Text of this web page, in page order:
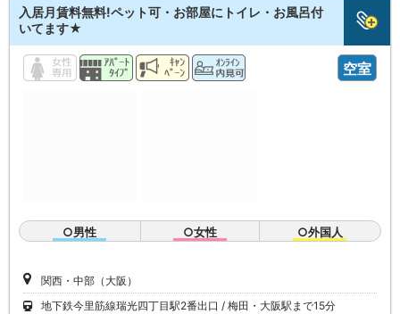
入居月賃料無料!ペット可・お部屋にトイレ・お風呂付
いてます★
空室
○男性 ○女性 ○外国人
関西・中部（大阪）
地下鉄今里筋線瑞光四丁目駅2番出口
梅田・大阪駅まで15分